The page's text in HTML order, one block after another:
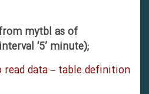
from mytbl as of
interval ‘5’ minute);
to read data – table definition